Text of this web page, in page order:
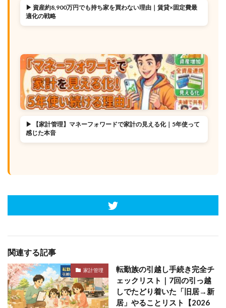
▶ 資産約8,900万円でも持ち家を買わない理由｜賃貸×固定費最
適化の戦略
▶ 【家計管理】マネーフォワードで家計の見える化｜5年使って
感じた本音
関連する記事
家計管理
転勤族の引越し手続き完全チ
ェックリスト｜7回の引っ越
しでたどり着いた「旧居→新
居」やることリスト【2026